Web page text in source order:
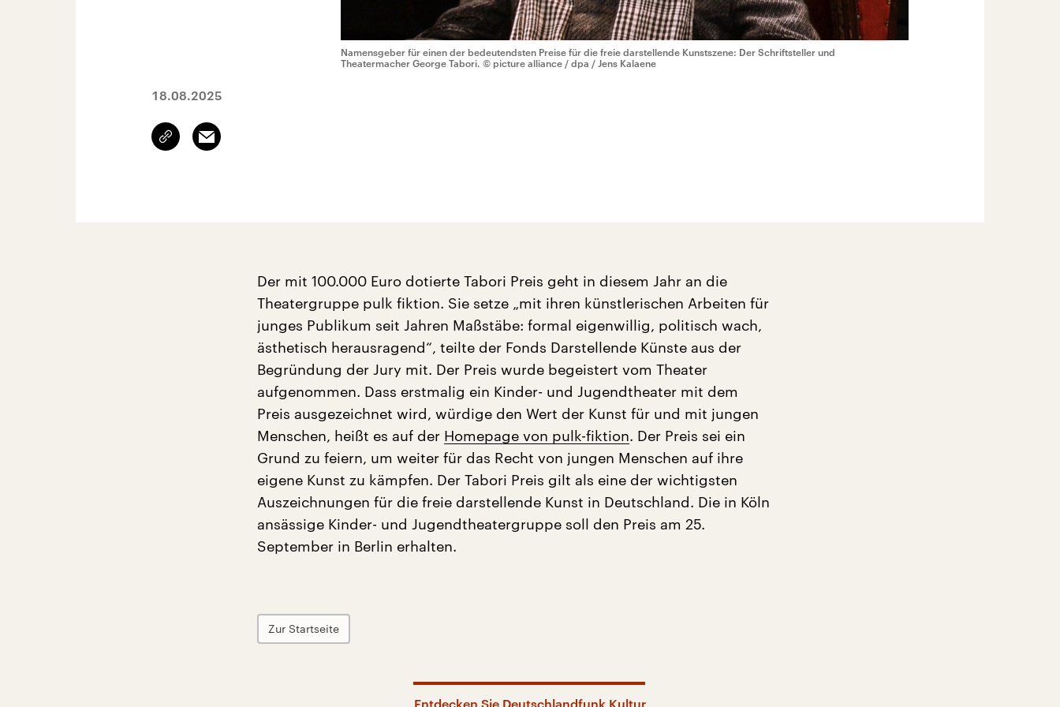
Namensgeber für einen der bedeutendsten Preise für die freie darstellende Kunstszene: Der Schriftsteller und
Theatermacher George Tabori. © picture alliance / dpa / Jens Kalaene
18.08.2025
Link
kopieren/teilen
Email
Der mit 100.000 Euro dotierte Tabori Preis geht in diesem Jahr an die
Theatergruppe pulk fiktion. Sie setze „mit ihren künstlerischen Arbeiten für
junges Publikum seit Jahren Maßstäbe: formal eigenwillig, politisch wach,
ästhetisch herausragend“, teilte der Fonds Darstellende Künste aus der
Begründung der Jury mit. Der Preis wurde begeistert vom Theater
aufgenommen. Dass erstmalig ein Kinder- und Jugendtheater mit dem
Preis ausgezeichnet wird, würdige den Wert der Kunst für und mit jungen
Menschen, heißt es auf der Homepage von pulk-fiktion. Der Preis sei ein
Grund zu feiern, um weiter für das Recht von jungen Menschen auf ihre
eigene Kunst zu kämpfen. Der Tabori Preis gilt als eine der wichtigsten
Auszeichnungen für die freie darstellende Kunst in Deutschland. Die in Köln
ansässige Kinder- und Jugendtheatergruppe soll den Preis am 25.
September in Berlin erhalten.
Zur Startseite
Entdecken Sie Deutschlandfunk Kultur